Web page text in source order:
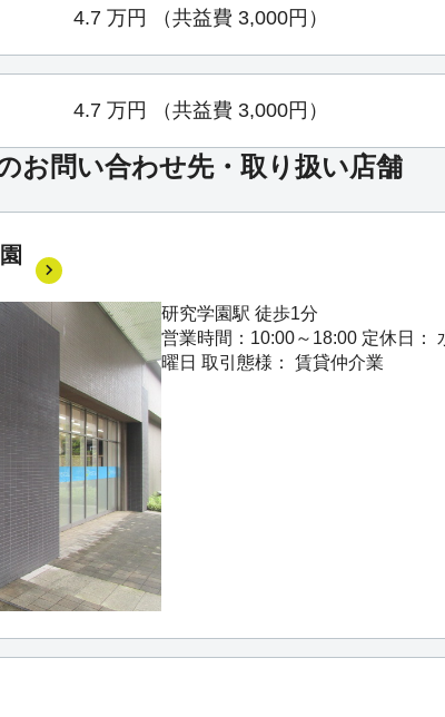
4.7 万円 （共益費 3,000円）
4.7 万円 （共益費 3,000円）
問い合わせ先・取り扱い店舗
研究学園駅 徒歩1分
営業時間：10:00～18:00 定休日：
曜日取引態様： 賃貸仲介業